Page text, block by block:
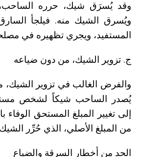
وقد يُسرَق شيك، حرره الساحب،
ويُسرق الشيك منه. فيلجأ
المستفيد، ويجري تظهيره في
ج. تزوير الشيك، من دون ضياعه
والفرض الغالب في تزوير
يُصدر الساحب شيكاً لشخص
إلى تغيير المبلغ المستحق الوفاء
من المبلغ الأصلي، الذي حُرِّر
الحد من أخطار السرقة والضياع